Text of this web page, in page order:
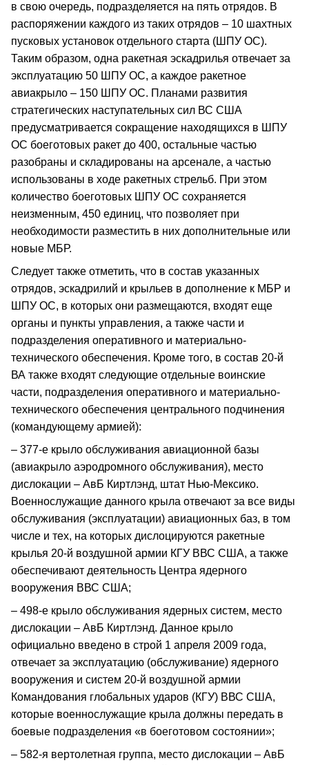
в свою очередь, подразделяется на пять отрядов. В
распоряжении каждого из таких отрядов – 10 шахтных
пусковых установок отдельного старта (ШПУ ОС).
Таким образом, одна ракетная эскадрилья отвечает за
эксплуатацию 50 ШПУ ОС, а каждое ракетное
авиакрыло – 150 ШПУ ОС. Планами развития
стратегических наступательных сил ВС США
предусматривается сокращение находящихся в ШПУ
ОС боеготовых ракет до 400, остальные частью
разобраны и складированы на арсенале, а частью
использованы в ходе ракетных стрельб. При этом
количество боеготовых ШПУ ОС сохраняется
неизменным, 450 единиц, что позволяет при
необходимости разместить в них дополнительные или
новые МБР.
Следует также отметить, что в состав указанных
отрядов, эскадрилий и крыльев в дополнение к МБР и
ШПУ ОС, в которых они размещаются, входят еще
органы и пункты управления, а также части и
подразделения оперативного и материально-
технического обеспечения. Кроме того, в состав 20-й
ВА также входят следующие отдельные воинские
части, подразделения оперативного и материально-
технического обеспечения центрального подчинения
(командующему армией):
– 377-е крыло обслуживания авиационной базы
(авиакрыло аэродромного обслуживания), место
дислокации – АвБ Киртлэнд, штат Нью-Мексико.
Военнослужащие данного крыла отвечают за все виды
обслуживания (эксплуатации) авиационных баз, в том
числе и тех, на которых дислоцируются ракетные
крылья 20-й воздушной армии КГУ ВВС США, а также
обеспечивают деятельность Центра ядерного
вооружения ВВС США;
– 498-е крыло обслуживания ядерных систем, место
дислокации – АвБ Киртлэнд. Данное крыло
официально введено в строй 1 апреля 2009 года,
отвечает за эксплуатацию (обслуживание) ядерного
вооружения и систем 20-й воздушной армии
Командования глобальных ударов (КГУ) ВВС США,
которые военнослужащие крыла должны передать в
боевые подразделения «в боеготовом состоянии»;
– 582-я вертолетная группа, место дислокации – АвБ